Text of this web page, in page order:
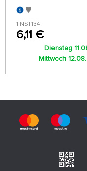
1INST134
6,11 €
Dienstag
Mittwoch